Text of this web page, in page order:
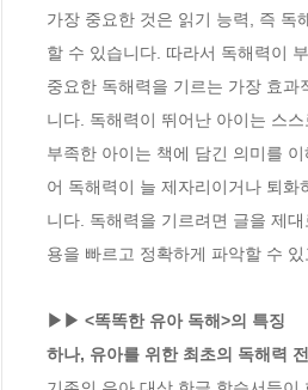
가장 중요한 것은 읽기 능력, 즉 독
할 수 있습니다. 따라서 독해력이
중요한 독해력을 기르는 가장 효
니다. 독해력이 뛰어난 아이는 스
부족한 아이는 책에 담긴 의미를
어 독해력이 늘 제자리이거나 퇴
니다. 독해력을 기르려면 글을 제
용을 빠르고 정확하게 파악할 수
▶▶ <똑똑한 유아 독해>의 특징
하나, 유아를 위한 최초의 독해력